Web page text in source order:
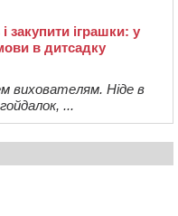
закупити іграшки: у
в дитсадку
вихователям. Ніде в
...